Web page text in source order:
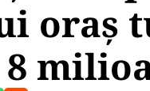
oraș